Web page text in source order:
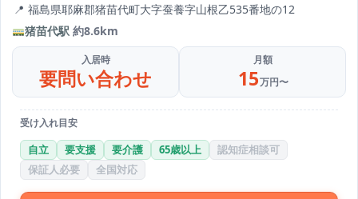
福島県耶麻郡猪苗代町大字蚕養字山根乙535番地の12
猪苗代駅 約8.6km
入居時
要問い合わせ
月額
15万円〜
受け入れ目安
自立 要支援 要介護 65歳以上
認知症相談可
保証人必要
全国対応